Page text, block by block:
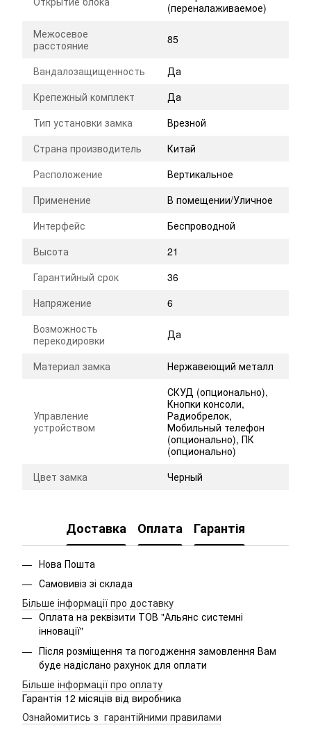
(переналаживаемое)
Межосевое
расстояние
85
Вандалозащищенность
Да
Крепежный комплект
Да
Тип установки замка
Врезной
Страна производитель
Китай
Расположение
Вертикальное
Применение
В помещении/Уличное
Интерфейс
Беспроводной
Высота
21
Гарантийный срок
36
Напряжение
6
Возможность
перекодировки
Да
Материал замка Нержавеющий металл
Управление
устройством
СКУД (опционально),
Кнопки консоли,
Радиобрелок,
Мобильный телефон
(опционально), ПК
(опционально)
Цвет замка
Черный
Доставка Оплата Гарантія
Нова Пошта
Самовивіз зі склада
Більше інформації про доставку
Оплата на реквізити ТОВ "Альянс системні
інновації"
Після розміщення та погодження замовлення Вам
буде надіслано рахунок для оплати
Більше інформації про оплату
Гарантія 12 місяців від виробника
Ознайомитись з гарантійними правилами